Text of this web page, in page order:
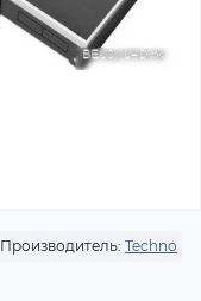
Производитель: Techno